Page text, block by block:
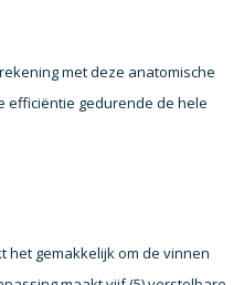
met deze anatomische
efficiëntie gedurende de hele
het gemakkelijk om de vinnen